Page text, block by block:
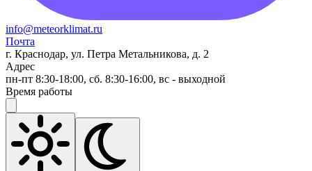
info@meteorklimat.ru
Почта
г. Краснодар, ул. Петра Метальникова, д. 2
Адрес
пн-пт 8:30-18:00, сб. 8:30-16:00, вс - выходной
Время работы